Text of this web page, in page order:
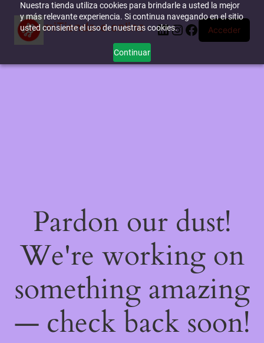
Nuestra tienda utiliza cookies para brindarle a usted la mejor
y más relevante experiencia. Si continua navegando en el sitio
usted consiente el uso de nuestras cookies.
Continuar
miTienda-e.online LinkedIn
Instagram
Facebook
Acceder
Pardon our dust!
We're working on
something amazing
— check back soon!